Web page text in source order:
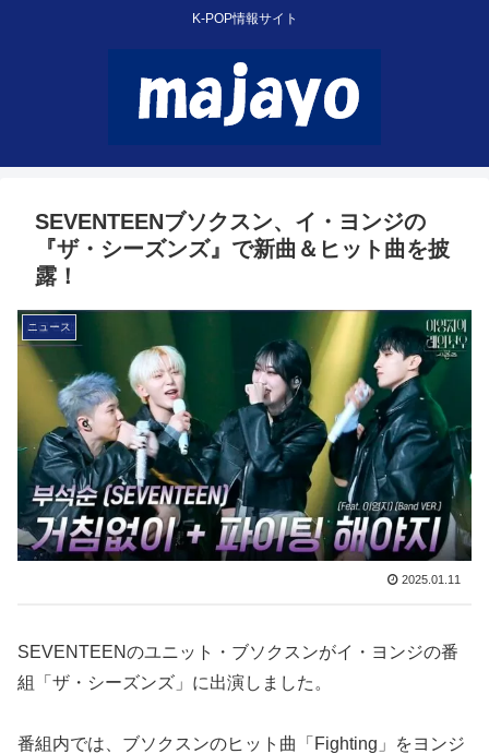
K-POP情報サイト
SEVENTEENブソクスン、イ・ヨンジの
『ザ・シーズンズ』で新曲＆ヒット曲を披
露！
ニュース
2025.01.11
SEVENTEENのユニット・ブソクスンがイ・ヨンジの番
組「ザ・シーズンズ」に出演しました。
番組内では、ブソクスンのヒット曲「Fighting」をヨンジ